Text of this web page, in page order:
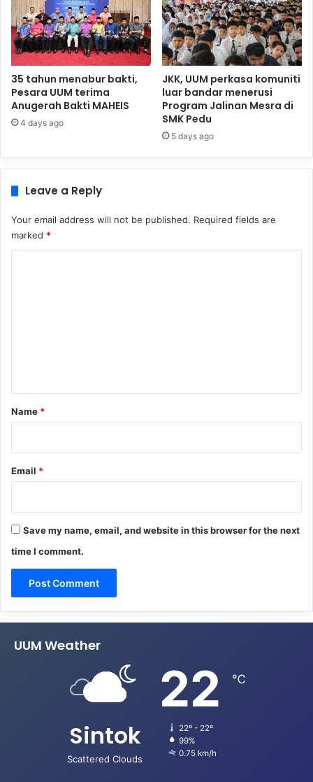
35 tahun menabur bakti,
Pesara UUM terima
Anugerah Bakti MAHEIS
4 days ago
JKK, UUM perkasa komuniti
luar bandar menerusi
Program Jalinan Mesra di
SMK Pedu
5 days ago
Leave a Reply
Your email address will not be published. Required fields are
marked *
*
Name *
Email *
Save my name, email, and website in this browser for the next
time I comment.
UUM Weather
Sintok
Scattered Clouds
22 ℃
22º - 22º
99%
0.75 km/h